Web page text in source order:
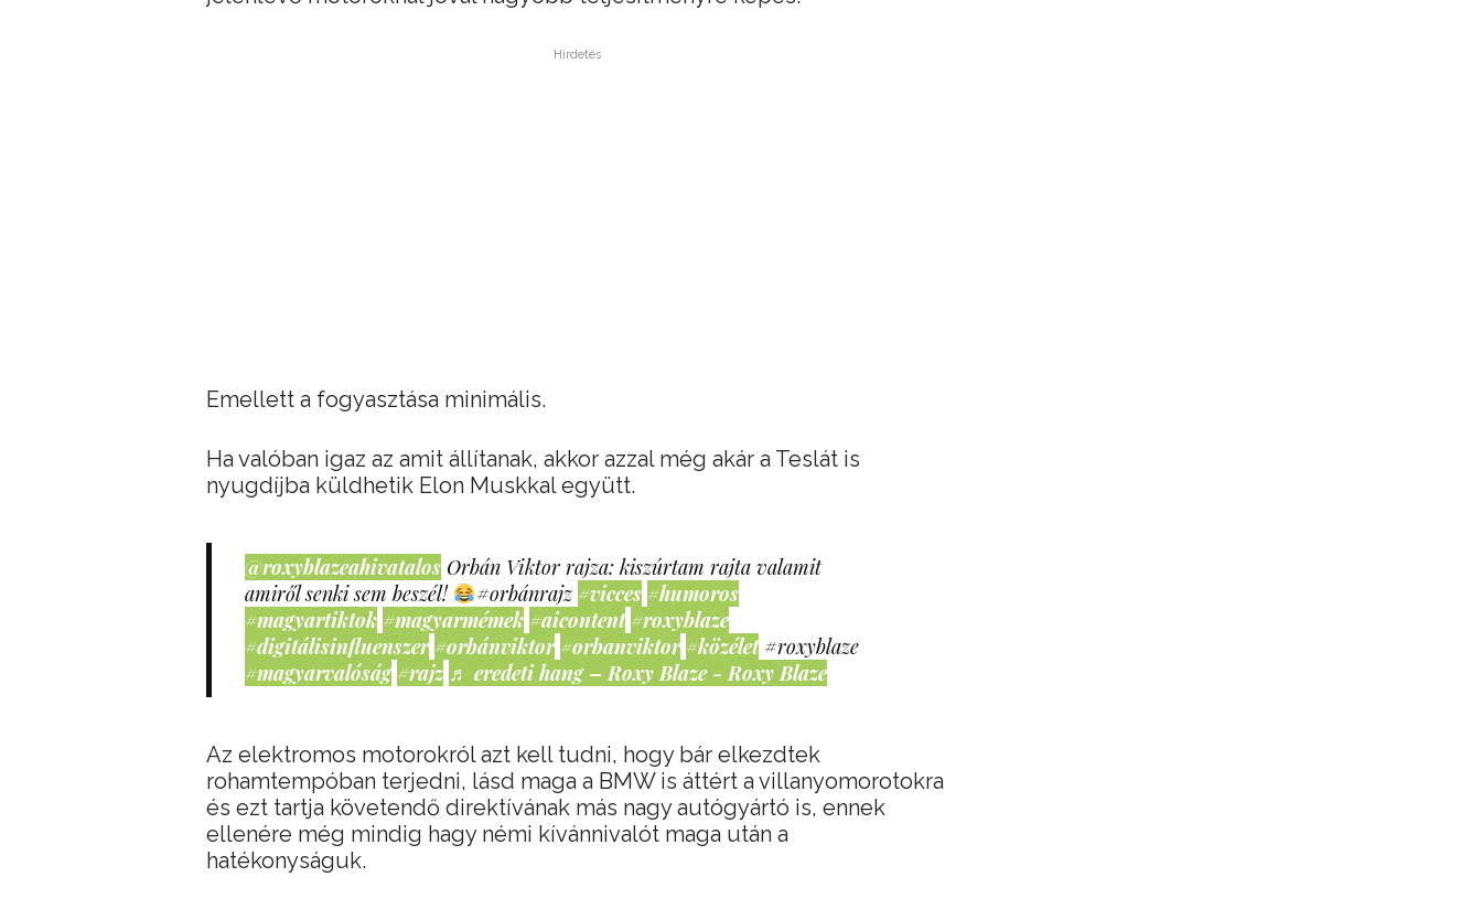
Hirdetés
Emellett a fogyasztása minimális.
Ha valóban igaz az amit állítanak, akkor azzal még akár a Teslát is
nyugdíjba küldhetik Elon Muskkal együtt.
@roxyblazeahivatalos Orbán Viktor rajza: kiszúrtam rajta valamit
amiről senki sem beszél!
#orbánrajz #vicces #humoros
#magyartiktok #magyarmémek #aicontent #roxyblaze
#digitálisinfluenszer #orbánviktor #orbanviktor #közélet #roxyblaze
#magyarvalóság #rajz ♬ eredeti hang – Roxy Blaze - Roxy Blaze
Az elektromos motorokról azt kell tudni, hogy bár elkezdtek
rohamtempóban terjedni, lásd maga a BMW is áttért a villanyomorotokra
és ezt tartja követendő direktívának más nagy autógyártó is, ennek
ellenére még mindig hagy némi kívánnivalót maga után a
hatékonyságuk.